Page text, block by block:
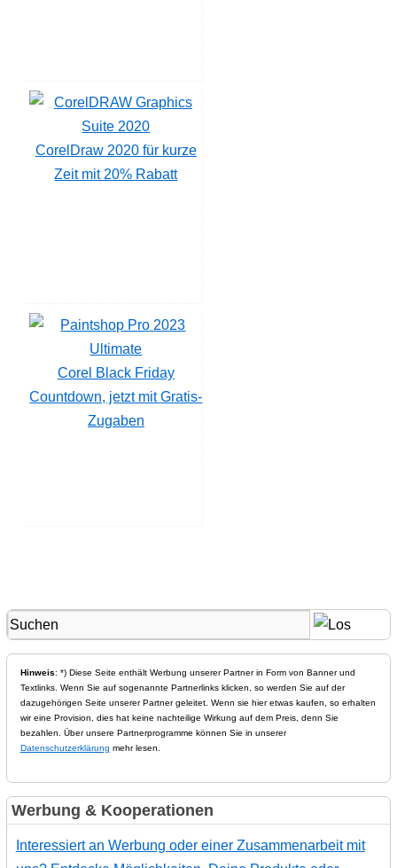
CorelDraw 2020 für kurze
Zeit mit 20% Rabatt
Corel Black Friday
Countdown, jetzt mit Gratis-
Zugaben
Hinweis: *) Diese Seite enthält Werbung unserer Partner in Form von Banner und
Textlinks. Wenn Sie auf sogenannte Partnerlinks klicken, so werden Sie auf der
dazugehörigen Seite unserer Partner geleitet. Wenn sie hier etwas kaufen, so erhalten
wir eine Provision, dies hat keine nachteilige Wirkung auf dem Preis, denn Sie
bezahlen. Über unsere Partnerprogramme können Sie in unserer
Datenschutzerklärung mehr lesen.
Werbung & Kooperationen
Interessiert an Werbung oder einer Zusammenarbeit mit